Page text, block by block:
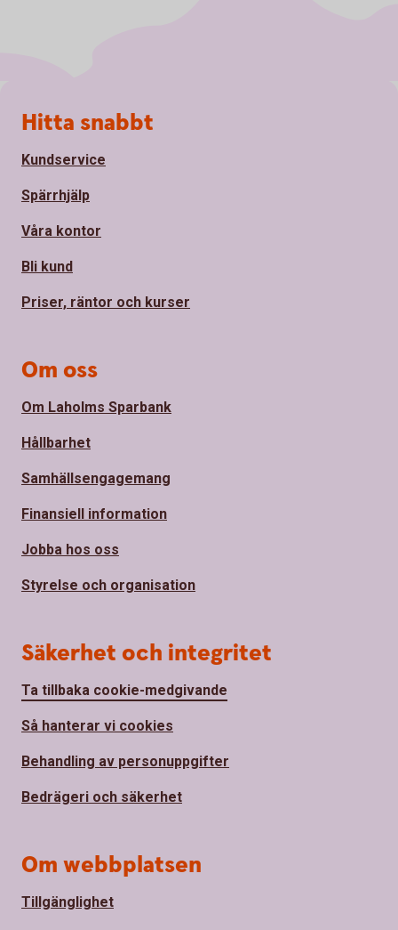
Sidfot
Hitta snabbt
Kundservice
Spärrhjälp
Våra kontor
Bli kund
Priser, räntor och kurser
Om oss
Om Laholms Sparbank
Hållbarhet
Samhällsengagemang
Finansiell information
Jobba hos oss
Styrelse och organisation
Säkerhet och integritet
Ta tillbaka cookie-medgivande
Så hanterar vi cookies
Behandling av personuppgifter
Bedrägeri och säkerhet
Om webbplatsen
Tillgänglighet